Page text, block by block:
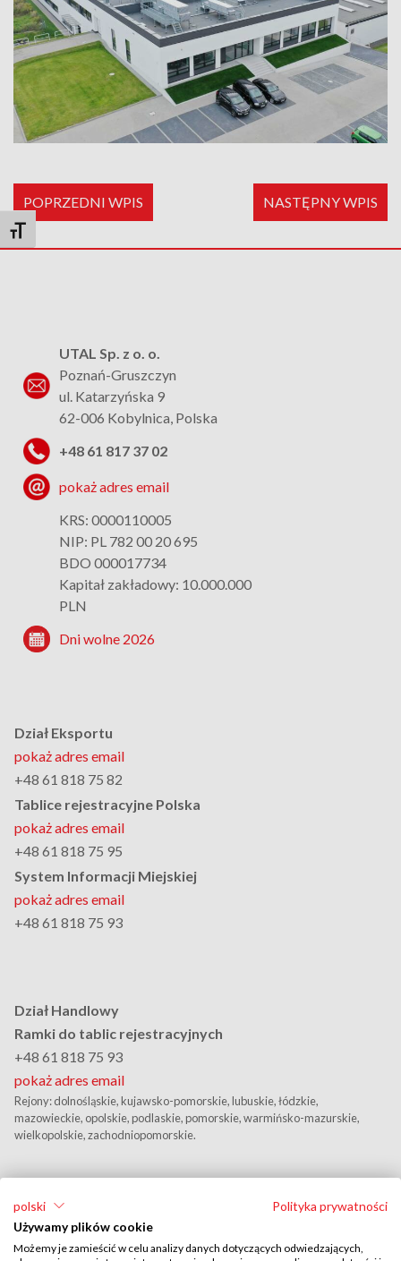
Toggle Font size
POPRZEDNI WPIS NASTĘPNY WPIS
UTAL Sp. z o. o.
Poznań-Gruszczyn
ul. Katarzyńska 9
62-006 Kobylnica, Polska
+48 61 817 37 02
pokaż adres email
KRS: 0000110005
NIP: PL 782 00 20 695
BDO 000017734
Kapitał zakładowy: 10.000.000
PLN
Dni wolne 2026
Dział Eksportu
pokaż adres email
+48 61 818 75 82
Tablice rejestracyjne Polska
pokaż adres email
+48 61 818 75 95
System Informacji Miejskiej
pokaż adres email
+48 61 818 75 93
Dział Handlowy
Ramki do tablic rejestracyjnych
+48 61 818 75 93
pokaż adres email
Rejony: dolnośląskie, kujawsko-pomorskie, lubuskie, łódzkie,
mazowieckie, opolskie, podlaskie, pomorskie, warmińsko-mazurskie,
wielkopolskie, zachodniopomorskie.
polski
Polityka prywatności
Używamy plików cookie
Możemy je zamieścić w celu analizy danych dotyczących odwiedzających,